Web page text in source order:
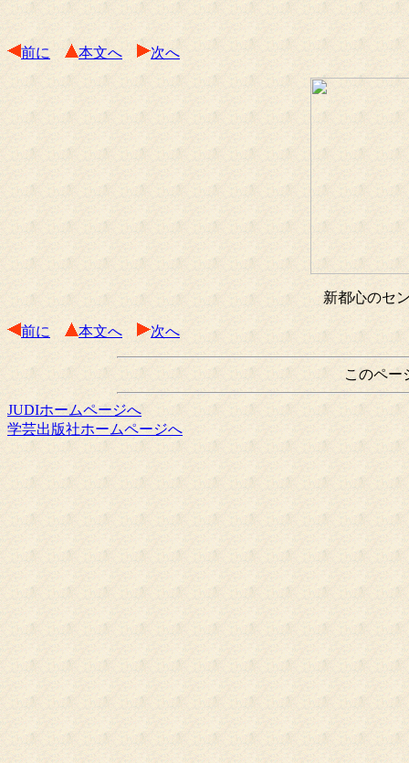
前に 本文へ 次へ
新都心のセ
前に 本文へ 次へ
このペー
JUDIホームページへ
学芸出版社ホームページへ